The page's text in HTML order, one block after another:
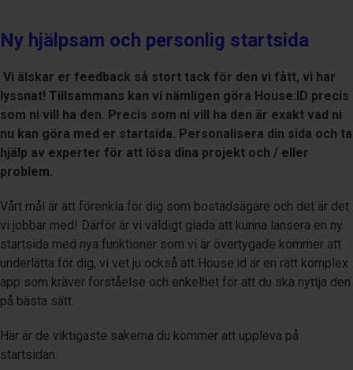
Ny hjälpsam och personlig startsida
Vi älskar er feedback så stort tack för den vi fått, vi har
lyssnat! Tillsammans kan vi nämligen göra House:ID precis
som ni vill ha den. Precis som ni vill ha den är exakt vad ni
nu kan göra med er startsida. Personalisera din sida och ta
hjälp av experter för att lösa dina projekt och / eller
problem.
Vårt mål är att förenkla för dig som bostadsägare och det är det
vi jobbar med! Därför är vi väldigt glada att kunna lansera en ny
startsida med nya funktioner som vi är övertygade kommer att
underlätta för dig, vi vet ju också att House:id är en rätt komplex
app som kräver förståelse och enkelhet för att du ska nyttja den
på bästa sätt.
Här är de viktigaste sakerna du kommer att uppleva på
startsidan.